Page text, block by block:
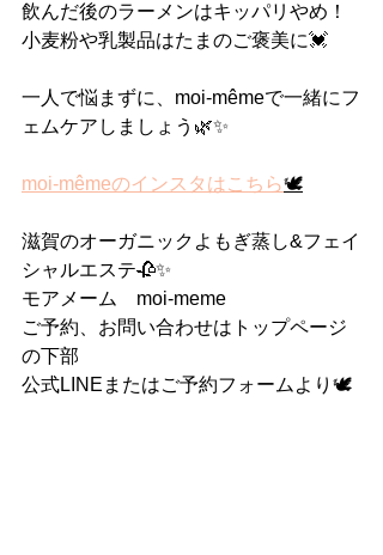
飲んだ後のラーメンはキッパリやめ！
小麦粉や乳製品はたまのご褒美に💓
一人で悩まずに、moi-mêmeで一緒にフ
ェムケアしましょう🌿✨
moi-mêmeのインスタはこちら🕊
滋賀のオーガニックよもぎ蒸し&フェイ
シャルエステ🥀✨
モアメーム　moi-meme
ご予約、お問い合わせはトップページ
の下部
公式LINEまたはご予約フォームより🕊